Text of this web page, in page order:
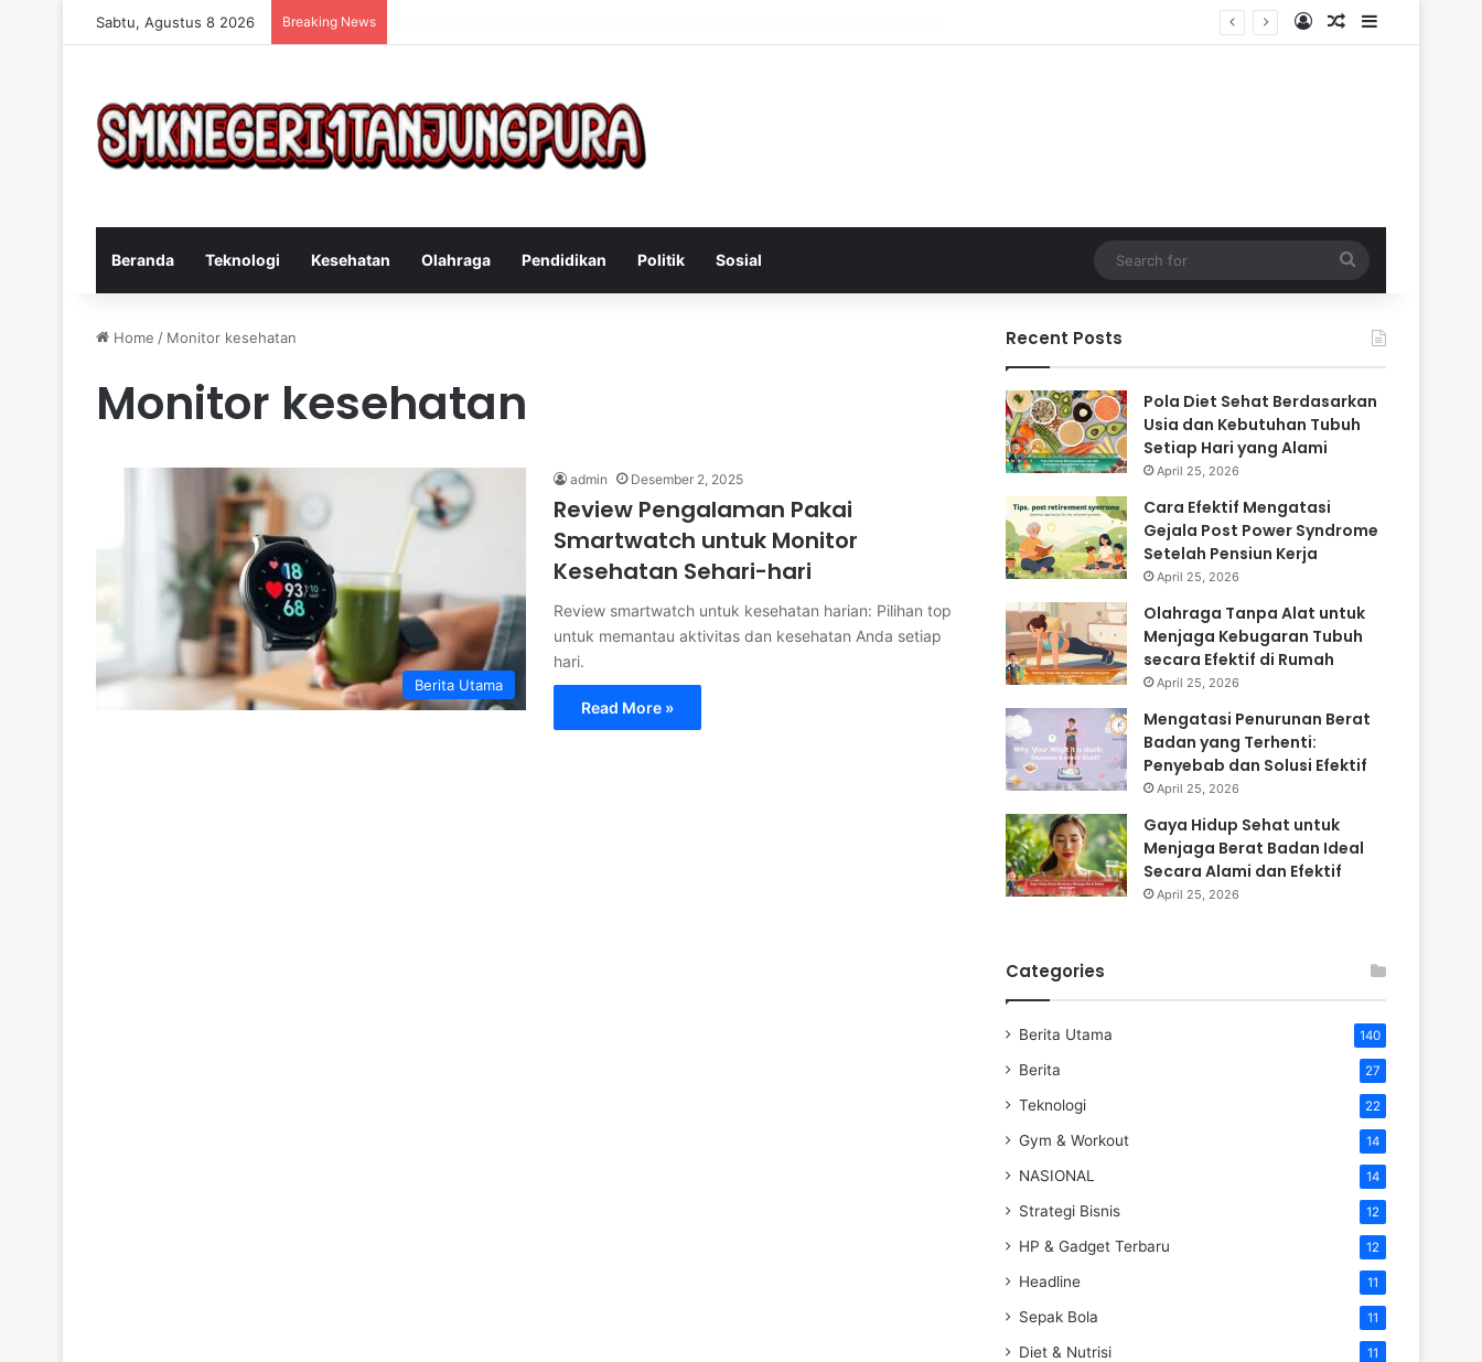
Sabtu, Agustus 8 2026 Breaking News Log InRandom Article
Sidebar
Beranda Teknologi Kesehatan Olahraga Pendidikan Politik Sosial
for
Home / Monitor kesehatan
Monitor kesehatan
Berita Utama
admin Desember 2, 2025
Review Pengalaman Pakai
Smartwatch untuk Monitor
Kesehatan Sehari-hari
Review smartwatch untuk kesehatan harian: Pilihan top
untuk memantau aktivitas dan kesehatan Anda setiap
hari.
Read More »
Recent Posts
Pola Diet Sehat Berdasarkan
Usia dan Kebutuhan Tubuh
Setiap Hari yang Alami
April 25, 2026
Cara Efektif Mengatasi
Gejala Post Power Syndrome
Setelah Pensiun Kerja
April 25, 2026
Olahraga Tanpa Alat untuk
Menjaga Kebugaran Tubuh
secara Efektif di Rumah
April 25, 2026
Mengatasi Penurunan Berat
Badan yang Terhenti:
Penyebab dan Solusi Efektif
April 25, 2026
Gaya Hidup Sehat untuk
Menjaga Berat Badan Ideal
Secara Alami dan Efektif
April 25, 2026
Categories
Berita Utama 140
Berita 27
Teknologi 22
Gym & Workout 14
NASIONAL 14
Strategi Bisnis 12
HP & Gadget Terbaru 12
Headline 11
Sepak Bola 11
Diet & Nutrisi 11